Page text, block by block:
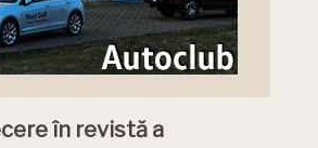
în revistă a